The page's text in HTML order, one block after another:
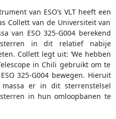
van ESO’s VLT heeft een
Collett van de Universiteit van
van ESO 325-G004 berekend
in dit relatief nabije
Collett legt uit: ‘We hebben
in Chili gebruikt om te
325-G004 bewegen. Hieruit
er in dit sterrenstelsel
in hun omloopbanen te